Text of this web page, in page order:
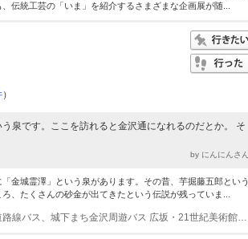
伝統工芸の「いま」を紹介するさまざまな企画展が随...
）
泉です。ここを訪れると金沢通になれるのだとか。 そ
by にんにんさん
金城霊澤」という泉があります。その昔、芋掘藤五郎という
、たくさんの砂金が出てきたという伝説が残っていま...
(1)金沢駅 バス 15分 北陸鉄道路線バス、城下まち金沢周遊バス 広坂・21世紀美術館バス停 徒歩 5分 金沢駅 バス 15分 兼六園シャトル 県立美術館・成巽閣バス停 徒歩 1分 金沢駅 バス 15分 まちバス 金沢21世紀美術館・兼六園バス停 徒歩 5分